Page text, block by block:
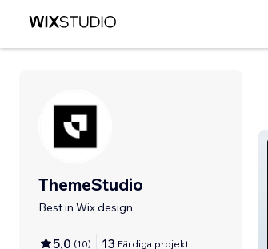
ThemeStudio
Best in Wix design
5,0 (10) 13 Färdiga projekt